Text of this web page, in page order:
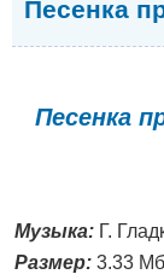
Песенка
Песенка
Музыка: Г.
Размер: 3.33 Мб